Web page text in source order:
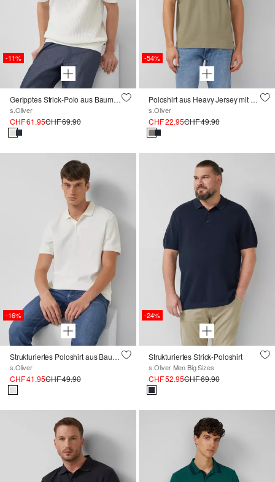
-11%
Geripptes Strick-Polo aus Baumwolle mit Reißverschluss
s.Oliver
CHF 61.95CHF 69.90
-54%
Poloshirt aus Heavy Jersey mit Kontrastkragen
s.Oliver
CHF 22.95CHF 49.90
-16%
Strukturiertes Poloshirt aus Baumwolle in Two-Tone-Optik
s.Oliver
CHF 41.95CHF 49.90
-24%
Strukturiertes Strick-Poloshirt
s.Oliver Men Big Sizes
CHF 52.95CHF 69.90